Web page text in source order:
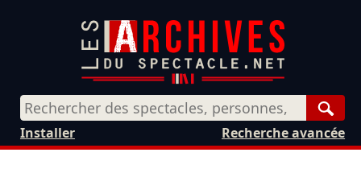
Recherche avancée
Installer